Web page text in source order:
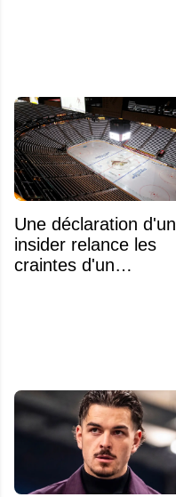
Une déclaration d'un
insider relance les
craintes d'un